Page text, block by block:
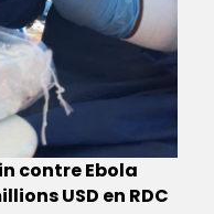
contre Ebola
USD en RDC